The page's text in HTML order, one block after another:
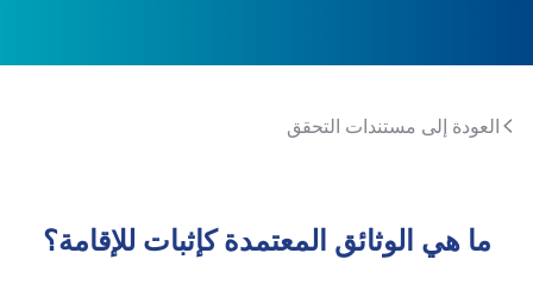
العودة إلى مستندات التحقق
ما هي الوثائق المعتمدة كإثبات للإقامة؟